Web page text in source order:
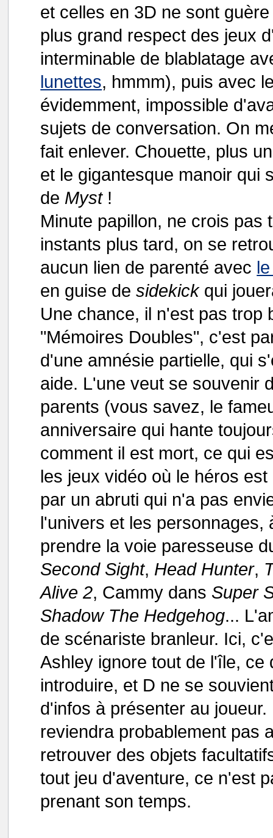
et celles en 3D ne sont
plus grand respect des jeux
interminable de blablatage
lunettes, hmmm), puis avec
évidemment, impossible
sujets de conversation. On
fait enlever. Chouette, plus
et le gigantesque manoir qui
de Myst!
Minute papillon, ne crois
instants plus tard, on se
aucun lien de parenté avec
en guise desidekickqui
Une chance, il n'est pas trop
"Mémoires Doubles", c'est
d'une amnésie partielle, qui
aide. L'une veut se souvenir
parents (vous savez, le
anniversaire qui hante
comment il est mort, ce qui
les jeux vidéo où le héros
par un abruti qui n'a pas
l'univers et les personnages,
prendre la voie paresseuse
Second Sight, Head Hunter,
Alive 2, Cammy dans Super
Shadow The Hedgehog...
de scénariste branleur. Ici,
Ashley ignore tout de l'île,
introduire, et D ne se
d'infos à présenter au
reviendra probablement pas
retrouver des objets
tout jeu d'aventure, ce n'est
prenant son temps.